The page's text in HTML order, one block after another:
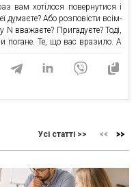
вам хотілося повернутися і
думаєте? Або розповісти всім-
вважаєте? Пригадуєте? Тоді,
погане. Те, що вас вразило. А
час на відгук. Пункт […]
Усі статті >>